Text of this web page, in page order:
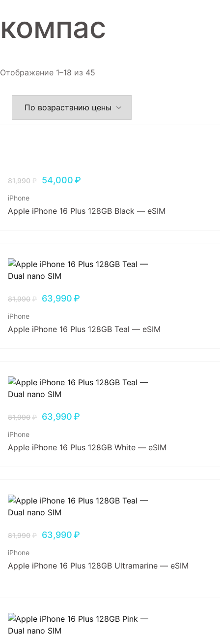
Аксессуары
компас
Отображение 1–18 из 45
81,990₽ 54,000₽
iPhone
Apple iPhone 16 Plus 128GB Black — eSIM
81,990₽ 63,990₽
iPhone
Apple iPhone 16 Plus 128GB Teal — eSIM
81,990₽ 63,990₽
iPhone
Apple iPhone 16 Plus 128GB White — eSIM
81,990₽ 63,990₽
iPhone
Apple iPhone 16 Plus 128GB Ultramarine — eSIM